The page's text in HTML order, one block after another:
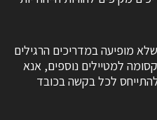
מופיעה במדריכים הרגילים
למטיילים נוספים, אנא
להתייחס לכל בקשה בכובד